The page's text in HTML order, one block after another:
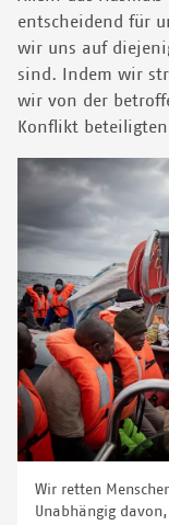
entscheidend für
wir uns auf
sind. Indem wir
wir von der
Konflikt
Wir retten
Unabhängig